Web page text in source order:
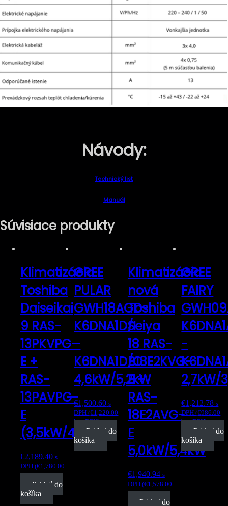
Návody:
Technický list
Manuál
Súvisiace produkty
Klimatizácia
Toshiba
Daiseikai
9 RAS-
13PKVPG-
E +
RAS-
13PAVPG-
E
(3,5kW/4,0kW)
€2,189.40 s
DPH (€1,780.00
bez DPH)
Pridať do
košíka
GREE
PULAR
GWH18AGD-
K6DNA1D/I
-
K6DNA1D/O
4,6kW/5,2kW
€1,500.60 s
DPH (€1,220.00
bez DPH)
Pridať do
košíka
Klimatizácia
nová
Toshiba
Seiya
18 RAS-
B18E2KVG-
E +
RAS-
18E2AVG-
E
5,0kW/5,4kW
€1,940.94 s
DPH (€1,578.00
bez DPH)
Pridať do
GREE
FAIRY
-
2,7kW/
€1,212.78 s
DPH (€986.00
bez DPH)
Pridať do
košíka